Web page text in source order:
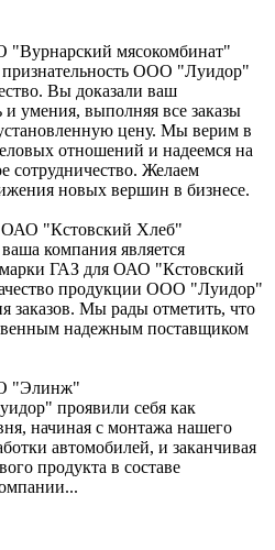
"Вурнарский мясокомбинат"
ООО "Луидор"
Вы доказали ваш
умения, выполняя все заказы
цену. Мы верим в
отношений и надеемся на
сотрудничество. Желаем
новых вершин в бизнесе.
ОАО "Кстовский Хлеб"
компания является
ГАЗ для ОАО "Кстовский
продукции ООО "Луидор"
заказов. Мы рады отметить, что
надежным поставщиком
"Элинж"
проявили себя как
начиная с монтажа нашего
автомобилей, и заканчивая
продукта в составе